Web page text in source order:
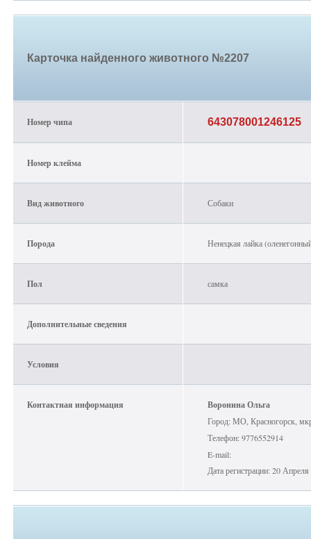
Карточка найденного животного №2207
Номер чипа 643078001246125
Номер клейма
Вид животного Собаки
Порода Ненецкая лайка
Пол самка
Дополнительные сведения
Условия
Контактная информация Воронина Ольга
Город: МО, Красногорск,
Телефон: 9776552914
E-mail:
Дата регистрации: 20